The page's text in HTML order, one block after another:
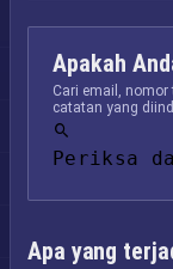
Apakah
Cari email,
catatan yang
Periksa
Apa yang